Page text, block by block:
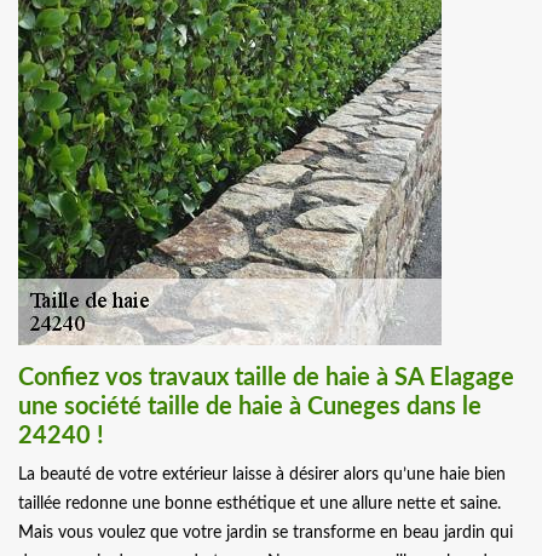
Confiez vos travaux taille de haie à SA Elagage
une société taille de haie à Cuneges dans le
24240 !
La beauté de votre extérieur laisse à désirer alors qu’une haie bien
taillée redonne une bonne esthétique et une allure nette et saine.
Mais vous voulez que votre jardin se transforme en beau jardin qui